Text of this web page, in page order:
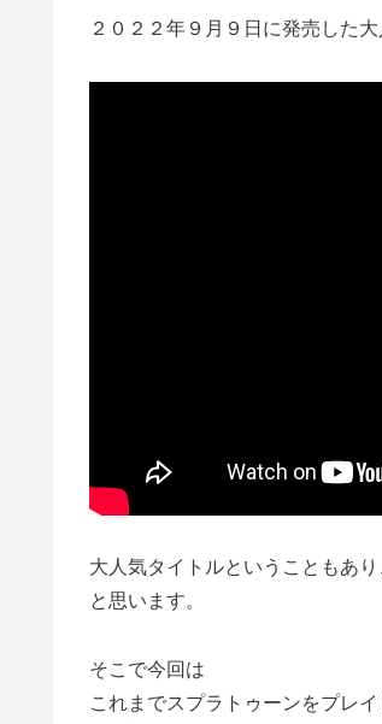
２０２２年９月９日に発売した
大人気タイトルということもあ
と思います。
そこで今回は
これまでスプラトゥーンをプレ